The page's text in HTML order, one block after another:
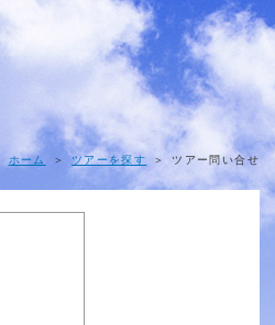
ホーム ＞ツアーを探す ＞ ツアー問い合せ